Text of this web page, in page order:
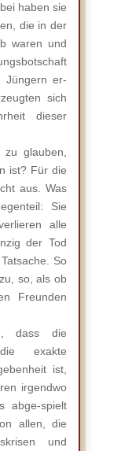
haben sie
die in der
waren und
Jüngern er-
sich
dieser
glauben,
ist? Für die
aus. Was
Sie
alle
der Tod
So
so, als ob
Freunden
dass die
exakte
ist,
irgendwo
abge-spielt
allen, die
und